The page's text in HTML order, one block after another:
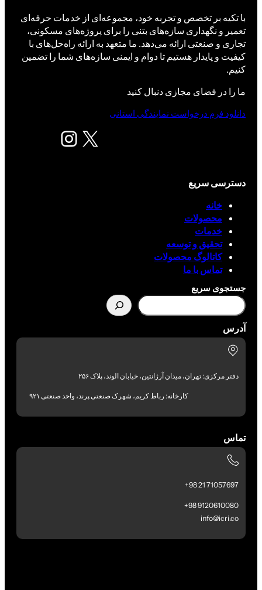
با تکیه بر تخصص و تجربه خود، مجموعه‌ای از خدمات حرفه‌ای
تعمیر و نگهداری سازه‌های بتنی را برای پروژه‌های مسکونی،
تجاری و صنعتی ارائه می‌دهد. ما متعهد به ارائه راه‌حل‌های با
کیفیت و پایدار هستیم تا دوام و ایمنی سازه‌های شما را تضمین
کنیم.
ما را در فضای مجازی دنبال کنید
X اینستاگرم
دانلود فرم درخواست نمایندگی استانی
دسترسی سریع
خانه
محصولات
خدمات
تحقیق و توسعه
کاتالوگ محصولات
تماس با ما
جستجوی سریع
آدرس
دفتر مرکزی: تهران، میدان آرژانتین، خیابان الوند، پلاک ۲۵۶
کارخانه: رباط کریم، شهرک صنعتی پرند، واحد صنعتی ۹۲۱
تماس
71057697 21 98+
9120610080 98+
info@icri.co